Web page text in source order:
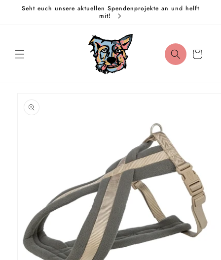
zum
Seht euch unsere aktuellen Spendenprojekte an und helft
mit!
Warenkorb